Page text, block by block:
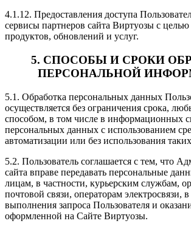
4.1.12. Предоставления доступа
сервисы партнеров сайта Виртуозы с
продуктов, обновлений и услуг.
5. СПОСОБЫ И СРОКИ
ПЕРСОНАЛЬНОЙ
5.1. Обработка персональных данных
осуществляется без ограничения срока,
способом, в том числе в информационных
персональных данных с использованием
автоматизации или без использования
5.2. Пользователь соглашается с тем, что
сайта вправе передавать персональные
лицам, в частности, курьерским службам,
почтовой связи, операторам электросвязи,
выполнения запроса Пользователя и
оформленной на Сайте Виртуозы.